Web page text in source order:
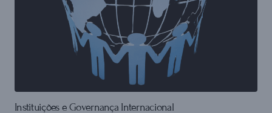
Instituições e Governança Internacional